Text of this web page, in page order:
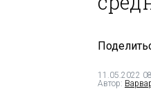
11.05.2022
Автор: